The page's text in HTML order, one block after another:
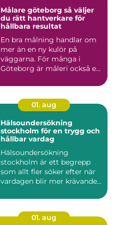
Målare göteborg så väljer
du rätt hantverkare för
hållbara resultat
En bra målning handlar om
mer än en ny kulör på
väggarna. För många i
Göteborg är måleri också ett
01. aug
Hälsoundersökning
stockholm för en trygg och
hållbar vardag
Hälsoundersökning
stockholm är ett begrepp
som allt fler söker efter när
vardagen blir mer krävande
01. aug